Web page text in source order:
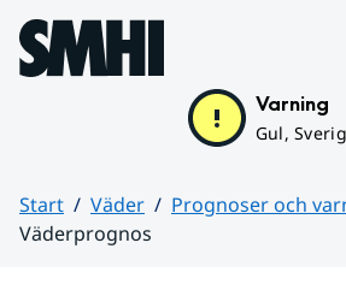
Hoppa till sidans innehåll
Varning
Gul,
Start Väder
Prognoser och
Väderprognos